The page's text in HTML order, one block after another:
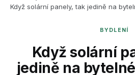
Když solární panely, tak jedině na
BYDLENÍ
Když solární
jedině na